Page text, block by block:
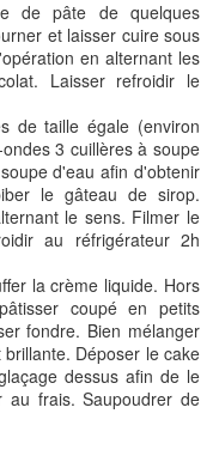
de pâte de quelques
et laisser cuire sous
en alternant les
Laisser refroidir le
de taille égale (environ
3 cuillères à soupe
d'eau afin d'obtenir
le gâteau de sirop.
le sens. Filmer le
au réfrigérateur 2h
la crème liquide. Hors
coupé en petits
fondre. Bien mélanger
Déposer le cake
dessus afin de le
au frais. Saupoudrer de